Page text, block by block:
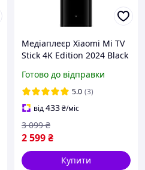
Медіаплеєр Xiaomi Mi TV
Stick 4K Edition 2024 Black
Готово до відправки
5.0 (3)
від433₴/міс
2 599₴
3 099 ₴
Купити